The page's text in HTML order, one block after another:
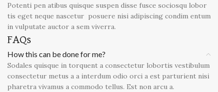
Potenti pen atibus quisque suspen disse fusce sociosqu lobor
tis eget neque nascetur posuere nisi adipiscing condim entum
in vulputate auctor a sem viverra.
FAQs
How this can be done for me?
Sodales quisque in torquent a consectetur lobortis vestibulum
consectetur metus a a interdum odio orci a est parturient nisi
pharetra vivamus a commodo tellus. Est non arcu a.